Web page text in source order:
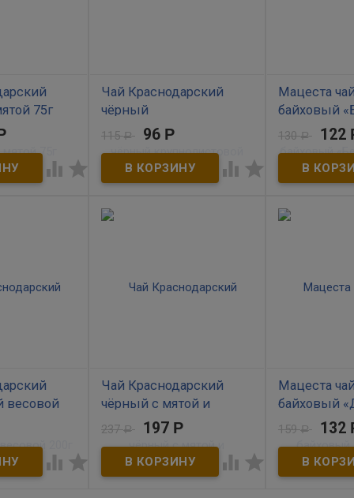
75г
зеленый
 
Чай Краснодарский
чёрный
крупнолистовой
В наличии
стилизованном пакете
"Кубанские казаки".
115Р 96 Р
 
Мацеста
байховый
37,5г
В наличии
Чай зелёный
пакетиков по
130Р 122
весовой
 
Чай Краснодарский
чёрный с мятой и
календулой 100г
В наличии
Чёрный краснодарский чай
237Р 197 Р
 
Мацеста
байховый
чабрец» 40 г
В наличии
Крепкий
159Р 132